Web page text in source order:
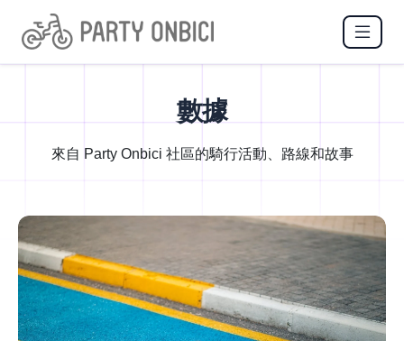
數據
來自 Party Onbici 社區的騎行活動、路線和故事